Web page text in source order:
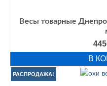
Весы товарные
В
РАСПРОДАЖА!